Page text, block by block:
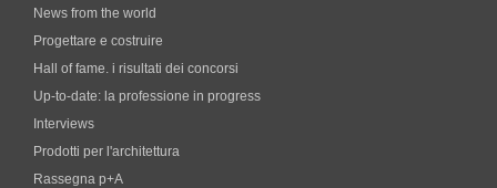
News from the world
Progettare e costruire
Hall of fame. i risultati dei concorsi
Up-to-date: la professione in progress
Interviews
Prodotti per l'architettura
Rassegna p+A